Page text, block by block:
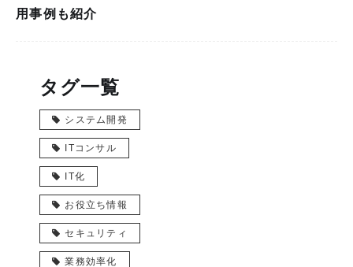
用事例も紹介
タグ一覧
システム開発
ITコンサル
IT化
お役立ち情報
セキュリティ
業務効率化